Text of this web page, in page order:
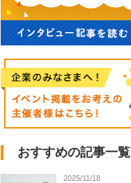
おすすめの記事一覧
2025/11/18